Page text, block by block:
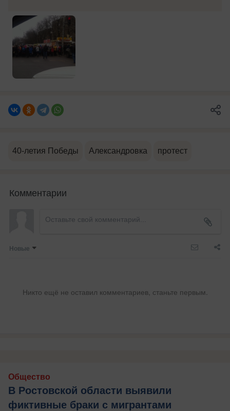
40-летия Победы Александровка протест
Комментарии
Новые
Никто ещё не оставил комментариев, станьте первым.
Общество
В Ростовской области выявили
фиктивные браки с мигрантами